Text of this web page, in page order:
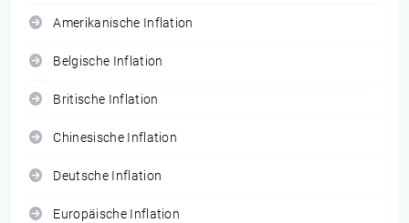
Amerikanische Inflation
Belgische Inflation
Britische Inflation
Chinesische Inflation
Deutsche Inflation
Europäische Inflation